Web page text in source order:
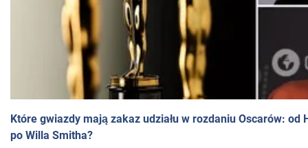
Które gwiazdy mają zakaz udziału w rozdaniu Oscarów: od
po Willa Smitha?